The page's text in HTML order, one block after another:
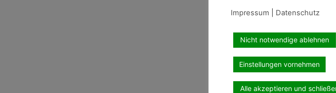
Impressum
Datenschutz
Nicht notwendige ablehnen
Einstellungen vornehmen
Alle akzeptieren und